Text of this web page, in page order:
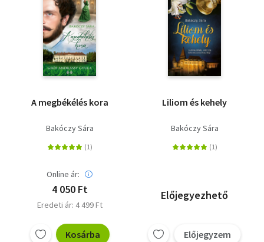
A megbékélés kora
Bakóczy Sára
Online ár:
4 050 Ft
Eredeti ár: 4 499 Ft
Kosárba
Liliom és kehely
Bakóczy Sára
Előjegyezhető
Előjegyzem